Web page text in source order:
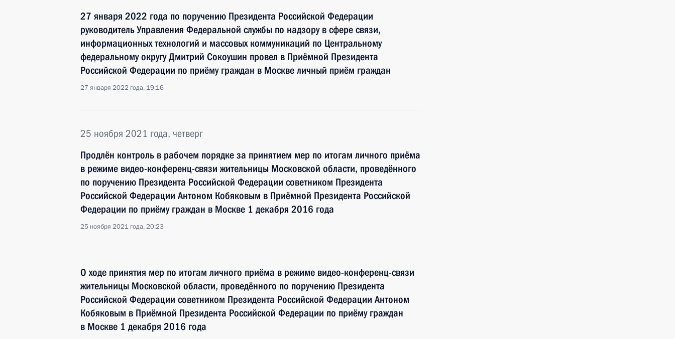
27 января 2022 года по поручению Президента Российской Федерации
руководитель Управления Федеральной службы по надзору в сфере связи,
информационных технологий и массовых коммуникаций по Центральному
федеральному округу Дмитрий Сокоушин провел в Приёмной Президента
Российской Федерации по приёму граждан в Москве личный приём граждан
27 января 2022 года, 19:16
25 ноября 2021 года, четверг
Продлён контроль в рабочем порядке за принятием мер по итогам личного приёма
в режиме видео-конференц-связи жительницы Московской области, проведённого
по поручению Президента Российской Федерации советником Президента
Российской Федерации Антоном Кобяковым в Приёмной Президента Российской
Федерации по приёму граждан в Москве 1 декабря 2016 года
25 ноября 2021 года, 20:23
О ходе принятия мер по итогам личного приёма в режиме видео-конференц-связи
жительницы Московской области, проведённого по поручению Президента
Российской Федерации советником Президента Российской Федерации Антоном
Кобяковым в Приёмной Президента Российской Федерации по приёму граждан
в Москве 1 декабря 2016 года